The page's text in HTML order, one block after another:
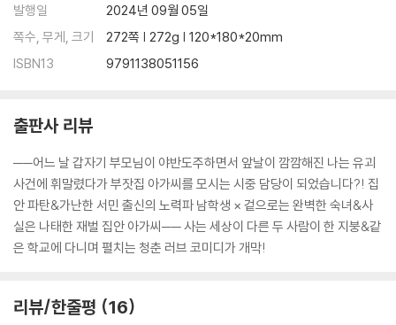
발행일
2024년 09월 05일
쪽수, 무게, 크기
272쪽 | 272g | 120*180*20mm
ISBN13
9791138051156
출판사 리뷰
──어느 날 갑자기 부모님이 야반도주하면서 앞날이 깜깜해진 나는 유괴
사건에 휘말렸다가 부잣집 아가씨를 모시는 시중 담당이 되었습니다?! 집
안 파탄&가난한 서민 출신의 노력파 남학생 × 겉으로는 완벽한 숙녀&사
실은 나태한 재벌 집안 아가씨── 사는 세상이 다른 두 사람이 한 지붕&같
은 학교에 다니며 펼치는 청춘 러브 코미디가 개막!
리뷰/한줄평 16